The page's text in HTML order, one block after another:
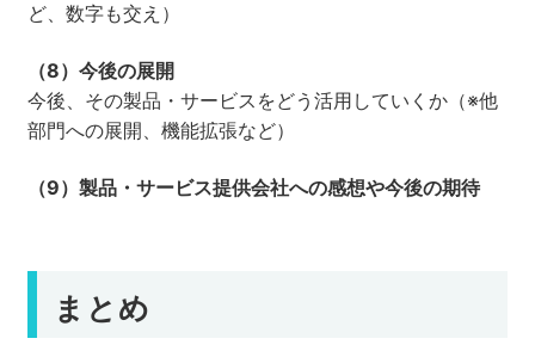
ど、数字も交え）
（8）今後の展開
今後、その製品・サービスをどう活用していくか（※他
部門への展開、機能拡張など）
（9）製品・サービス提供会社への感想や今後の期待
まとめ